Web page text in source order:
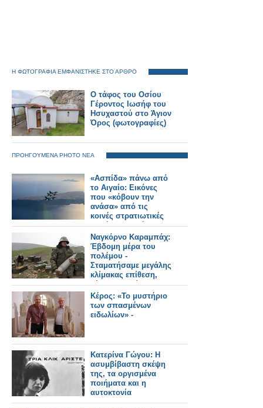
Η ΦΩΤΟΓΡΑΦΙΑ ΕΜΦΑΝΙΣΤΗΚΕ ΣΤΟ ΑΡΘΡΟ
Ο τάφος του Οσίου
Γέροντος Ιωσήφ του
Ησυχαστού στο Άγιον
Όρος (φωτογραφίες)
ΠΡΟΗΓΟΥΜΕΝΑ PHOTO ΝΕΑ
«Ασπίδα» πάνω από
το Αιγαίο: Εικόνες
που «κόβουν την
ανάσα» από τις
κοινές στρατιωτικές
ασκήσεις Ελλάδας -
Αραβικών Εμιράτων
Ναγκόρνο Καραμπάχ:
Έβδομη μέρα του
πολέμου -
Σταματήσαμε μεγάλης
κλίμακας επίθεση,
λέει η Αρμενία
Κέρος: «Το μυστήριο
των σπασμένων
ειδωλίων» -
Κατερίνα Γώγου: Η
ασυμβίβαστη σκέψη
της, τα οργισμένα
ποιήματα και η
αυτοκτονία